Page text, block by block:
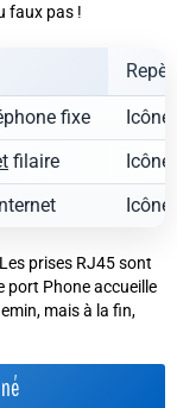
faux pas !
fixe
filaire
prises RJ45 sont
port Phone accueille
mais à la fin,